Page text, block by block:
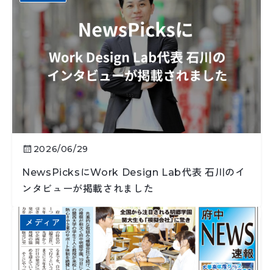
2026/06/29
NewsPicksにWork Design Lab代表 石川のイ
ンタビューが掲載されました
メディア